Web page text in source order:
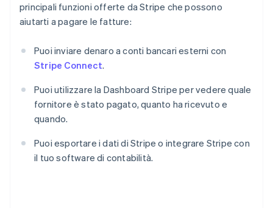
principali funzioni offerte da Stripe che possono
aiutarti a pagare le fatture:
Puoi inviare denaro a conti bancari esterni con
Stripe Connect.
Puoi utilizzare la Dashboard Stripe per vedere quale
fornitore è stato pagato, quanto ha ricevuto e
quando.
Puoi esportare i dati di Stripe o integrare Stripe con
il tuo software di contabilità.